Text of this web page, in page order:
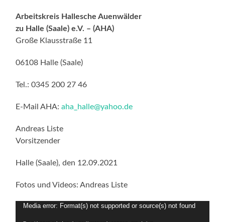
Arbeitskreis Hallesche Auenwälder
zu Halle (Saale) e.V. – (AHA)
Große Klausstraße 11
06108 Halle (Saale)
Tel.: 0345 200 27 46
E-Mail AHA:aha_halle@yahoo.de
Andreas Liste
Vorsitzender
Halle (Saale), den 12.09.2021
Fotos und Videos: Andreas Liste
Video-
Media error: Format(s) not supported or source(s) not found